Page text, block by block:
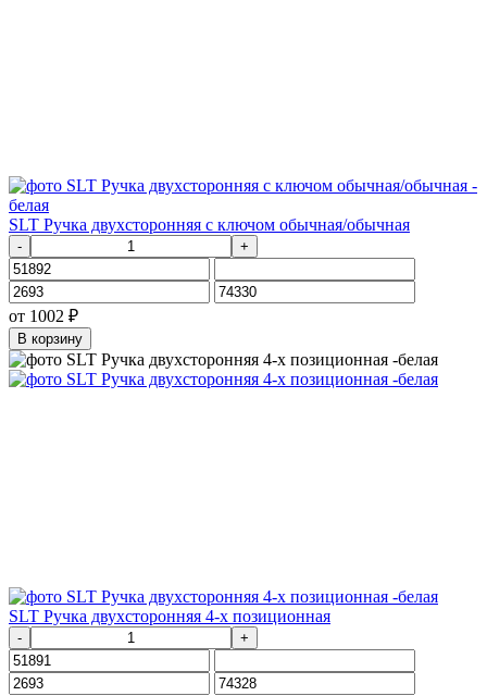
SLT Ручка двухсторонняя с ключом обычная/обычная
- +
от 1002 ₽
В корзину
SLT Ручка двухсторонняя 4-х позиционная
- +